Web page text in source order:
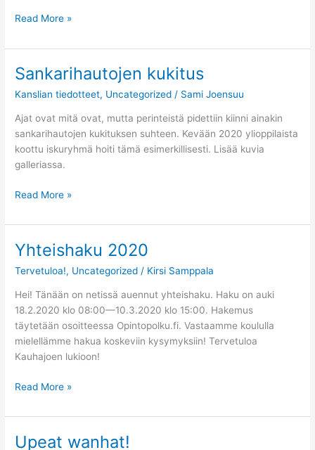
Read More »
Sankarihautojen kukitus
Kanslian tiedotteet, Uncategorized / Sami Joensuu
Ajat ovat mitä ovat, mutta perinteistä pidettiin kiinni ainakin
sankarihautojen kukituksen suhteen. Kevään 2020 ylioppilaista
koottu iskuryhmä hoiti tämä esimerkillisesti. Lisää kuvia
galleriassa.
Sankarihautojen
Read More »
Yhteishaku 2020
Tervetuloa!, Uncategorized / Kirsi Samppala
Hei! Tänään on netissä auennut yhteishaku. Haku on auki
18.2.2020 klo 08:00—10.3.2020 klo 15:00. Hakemus
täytetään osoitteessa Opintopolku.fi. Vastaamme koululla
mielellämme hakua koskeviin kysymyksiin! Tervetuloa
Kauhajoen lukioon!
Yhteishaku
Read More »
Upeat wanhat!
Upeat